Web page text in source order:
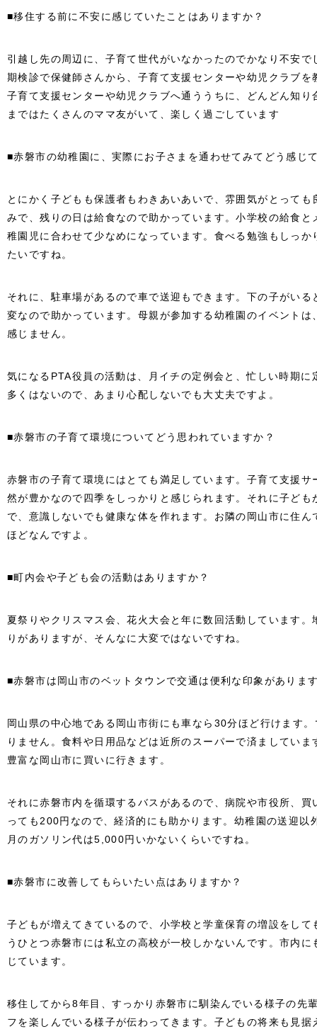
■移住する前に不安に感じていたことはありますか？
引越し先の周辺に、子育て世代がいなかったのでかなり不安
期検診で保健師さんから、子育て支援センターや幼児クラブ
子育て支援センターや幼児クラブへ通ううちに、どんどん知
まではたくさんのママ友がいて、楽しく過ごしています
■赤磐市の幼稚園に、実際にお子さまを通わせてみてどう感じ
とにかく子どもも保護者もわきあいあいで、雰囲気がとって
みで、残りの日は給食なので助かっています。小学校の給食
稚園児に合わせて少なめになっています。食べる勉強もしっ
たいですね。
それに、駐車場があるので車で送迎もできます。下の子がい
変なので助かっています。母親が参加する幼稚園のイベント
感じません。
気になるPTA役員の活動は、月イチの定例会と、忙しい時期
多くはないので、あまり心配しないでも大丈夫ですよ。
■赤磐市の子育て環境についてどう思われていますか？
赤磐市の子育て環境にはとても満足しています。子育て支援
然が豊かなので四季をしっかりと感じられます。それに子ど
で、意識しないでも健康な体を作れます。お隣の岡山市に住
ほどなんですよ。
■町内会や子ども会の活動はありますか？
夏祭りやクリスマス会、花火大会と年に数回活動しています
りがありますが、そんなに大変ではないですね。
■赤磐市は岡山市のベットタウンで交通は便利な印象がありま
岡山県の中心地である岡山市街にも車なら30分ほど行けます
りません。食料や日用品などは近所のスーパーで済ましてい
豊富な岡山市に買いに行きます。
それに赤磐市内を循環するバスがあるので、病院や市役所、
っても200円なので、経済的にも助かります。幼稚園の送迎以
月のガソリン代は5,000円いかないくらいですね。
■赤磐市に改善してもらいたい点はありますか？
子どもが増えてきているので、小学校と学童保育の増設をし
うひとつ赤磐市には私立の高校が一校しかないんです。市内
じています。
移住してから8年目、すっかり赤磐市に馴染んでいる様子の先
フを楽しんでいる様子が伝わってきます。子どもの将来も見